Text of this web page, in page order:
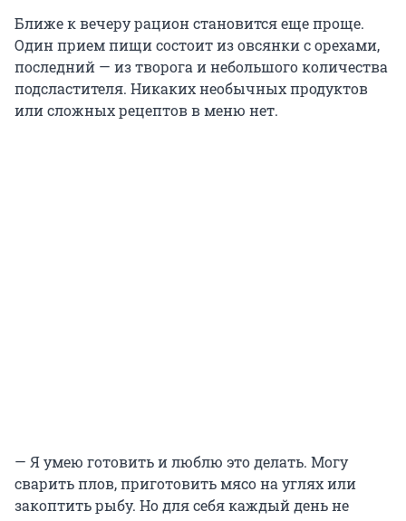
Ближе к вечеру рацион становится еще проще.
Один прием пищи состоит из овсянки с орехами,
последний — из творога и небольшого количества
подсластителя. Никаких необычных продуктов
или сложных рецептов в меню нет.
— Я умею готовить и люблю это делать. Могу
сварить плов, приготовить мясо на углях или
закоптить рыбу. Но для себя каждый день не